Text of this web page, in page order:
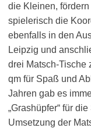
die Kleinen,
spielerisch die
ebenfalls in den
Leipzig und
drei Matsch-Tische
qm für Spaß und
Jahren gab es
„Grashüpfer“ für
Umsetzung der